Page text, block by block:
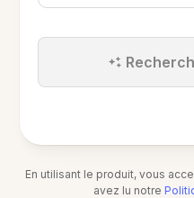
En utilisant le produit, vous
avez lu notre